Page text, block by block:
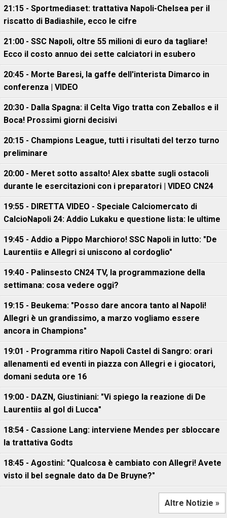
21:15 - Sportmediaset: trattativa Napoli-Chelsea per il
riscatto di Badiashile, ecco le cifre
21:00 - SSC Napoli, oltre 55 milioni di euro da tagliare!
Ecco il costo annuo dei sette calciatori in esubero
20:45 - Morte Baresi, la gaffe dell'interista Dimarco in
conferenza | VIDEO
20:30 - Dalla Spagna: il Celta Vigo tratta con Zeballos e il
Boca! Prossimi giorni decisivi
20:15 - Champions League, tutti i risultati del terzo turno
preliminare
20:00 - Meret sotto assalto! Alex sbatte sugli ostacoli
durante le esercitazioni con i preparatori | VIDEO CN24
19:55 - DIRETTA VIDEO - Speciale Calciomercato di
CalcioNapoli 24: Addio Lukaku e questione lista: le ultime
19:45 - Addio a Pippo Marchioro! SSC Napoli in lutto: "De
Laurentiis e Allegri si uniscono al cordoglio"
19:40 - Palinsesto CN24 TV, la programmazione della
settimana: cosa vedere oggi?
19:15 - Beukema: "Posso dare ancora tanto al Napoli!
Allegri è un grandissimo, a marzo vogliamo essere
ancora in Champions"
19:01 - Programma ritiro Napoli Castel di Sangro: orari
allenamenti ed eventi in piazza con Allegri e i giocatori,
domani seduta ore 16
19:00 - DAZN, Giustiniani: "Vi spiego la reazione di De
Laurentiis al gol di Lucca"
18:54 - Cassione Lang: interviene Mendes per sbloccare
la trattativa Godts
18:45 - Agostini: "Qualcosa è cambiato con Allegri! Avete
visto il bel segnale dato da De Bruyne?"
Altre Notizie »